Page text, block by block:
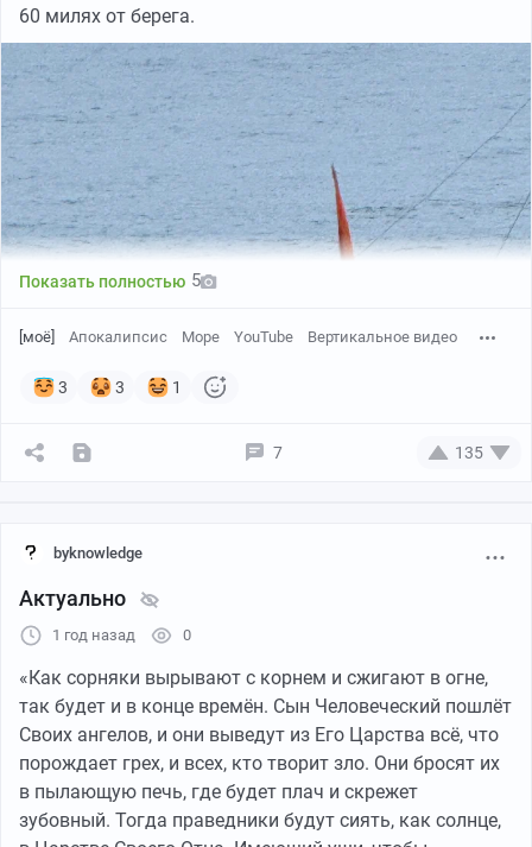
60 милях от берега.
В сильном тумане, с ограниченной видимостью, мы
каким-то чудом наткнулись прямо на них. Они,
Показать полностью 5
[моё] Апокалипсис Море YouTube Вертикальное видео
3 3 1
7 135
byknowledge
Актуально
1 год назад 0
«Как сорняки вырывают с корнем и сжигают в огне,
так будет и в конце времён. Сын Человеческий пошлёт
Своих ангелов, и они выведут из Его Царства всё, что
порождает грех, и всех, кто творит зло. Они бросят их
в пылающую печь, где будет плач и скрежет
зубовный. Тогда праведники будут сиять, как солнце,